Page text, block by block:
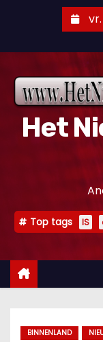
n
Het
Top tags IS
BINNENLAND